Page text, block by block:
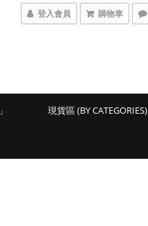
登入會員 購物車
現貨區 (BY CATEGORIES)